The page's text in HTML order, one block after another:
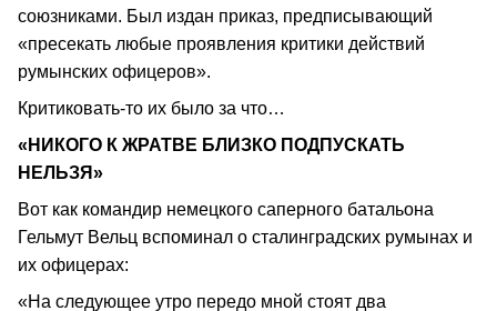
союзниками. Был издан приказ, предписывающий
«пресекать любые проявления критики действий
румынских офицеров».
Критиковать-то их было за что…
«НИКОГО К ЖРАТВЕ БЛИЗКО ПОДПУСКАТЬ
НЕЛЬЗЯ»
Вот как командир немецкого саперного батальона
Гельмут Вельц вспоминал о сталинградских румынах и
их офицерах:
«На следующее утро передо мной стоят два